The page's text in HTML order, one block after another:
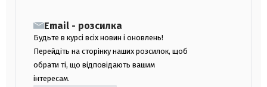
Email - розсилка
Будьте в курсі всіх новин і оновлень!
Перейдіть на сторінку наших розсилок, щоб
обрати ті, що відповідають вашим
інтересам.